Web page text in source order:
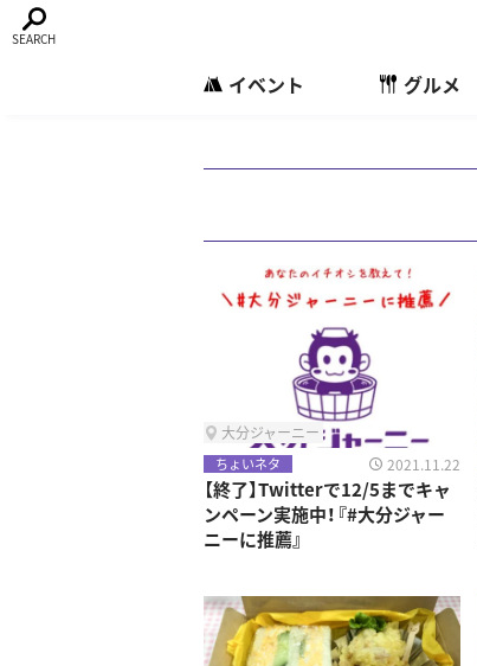
イベント グルメ
大分ジャーニー
ちょいネタ 2021.11.22
【終了】Twitterで12/5までキャ
ンペーン実施中！『#大分ジャー
ニーに推薦』